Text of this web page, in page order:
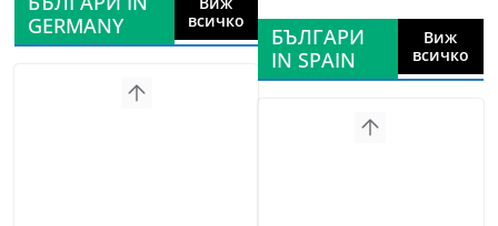
GERMANY
всичко
БЪЛГАРИ
IN SPAIN
Виж
всичко